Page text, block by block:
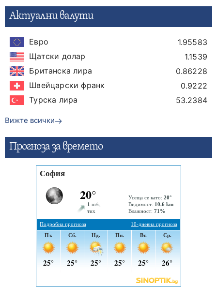
Актуални валути
Евро
1.95583
Щатски долар
1.1539
Британска лира
0.86228
Швейцарски франк
0.9222
Турска лира
53.2384
Вижте всички
Прогнозa за времето